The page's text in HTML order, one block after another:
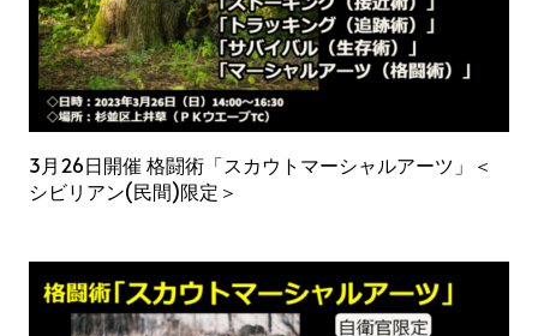
3月26日開催 格闘術「スカウトマーシャルアーツ」＜
シビリアン(民間)限定＞